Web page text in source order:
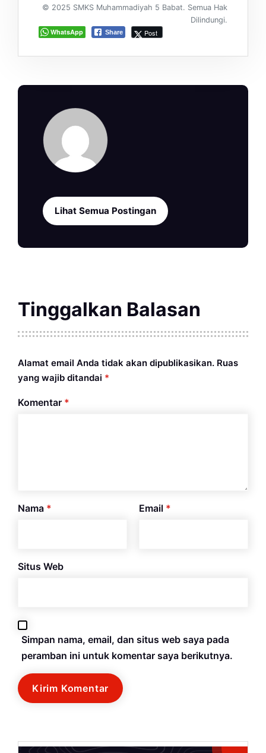
© 2025 SMKS Muhammadiyah 5 Babat. Semua Hak
Dilindungi.
WhatsApp
Share Post
Lihat Semua Postingan
Tinggalkan Balasan
Alamat email Anda tidak akan dipublikasikan. Ruas
yang wajib ditandai *
Komentar *
Nama * Email *
Situs Web
Simpan nama, email, dan situs web saya pada
peramban ini untuk komentar saya berikutnya.